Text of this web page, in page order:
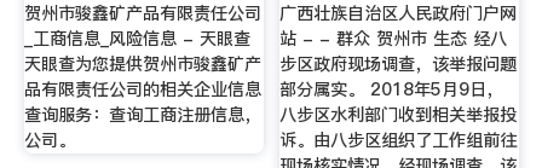
贺州市骏鑫矿产品有限责任公司
_工商信息_风险信息 - 天眼查
天眼查为您提供贺州市骏鑫矿产
品有限责任公司的相关企业信息
查询服务：查询工商注册信息，
公司。
广西壮族自治区人民政府门户网
站 - - 群众 贺州市 生态 经八
步区政府现场调查，该举报问题
部分属实。 2018年5月9日，
八步区水利部门收到相关举报投
诉。由八步区组织了工作组前往